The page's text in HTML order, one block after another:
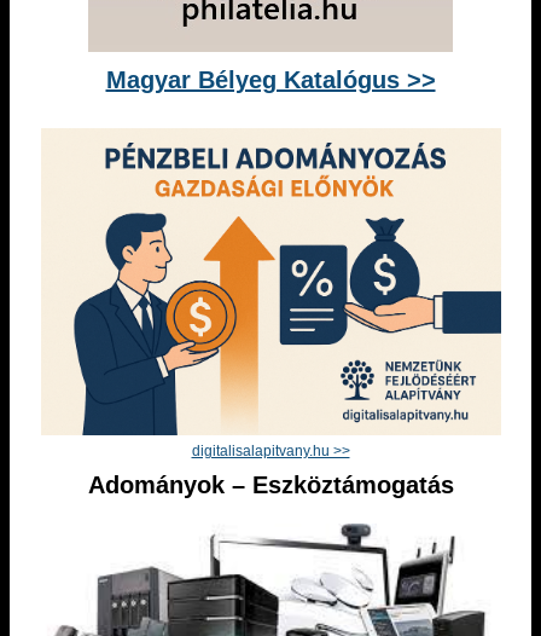
Magyar Bélyeg Katalógus >>
digitalisalapitvany.hu >>
Adományok – Eszköztámogatás